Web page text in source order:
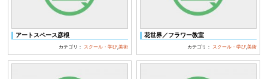
アートスペース彦根
カテゴリ： スクール・学び ,美術
花世界／フラワー教室
カテゴリ： スクール・学び ,美術